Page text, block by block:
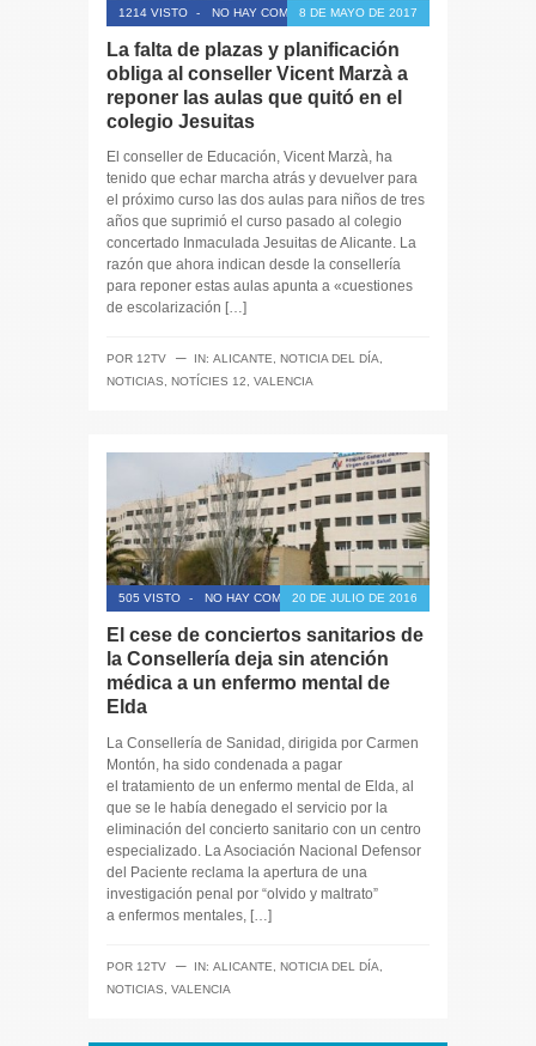
1214 VISTO - NO HAY COMENTARIOS8 DE MAYO DE 2017
La falta de plazas y planificación
obliga al conseller Vicent Marzà a
reponer las aulas que quitó en el
colegio Jesuitas
El conseller de Educación, Vicent Marzà, ha
tenido que echar marcha atrás y devuelver para
el próximo curso las dos aulas para niños de tres
años que suprimió el curso pasado al colegio
concertado Inmaculada Jesuitas de Alicante. La
razón que ahora indican desde la consellería
para reponer estas aulas apunta a «cuestiones
de escolarización […]
POR 12TV ─ IN: ALICANTE, NOTICIA DEL DÍA,
NOTICIAS, NOTÍCIES 12, VALENCIA
505 VISTO - NO HAY COMENTARIOS20 DE JULIO DE 2016
El cese de conciertos sanitarios de
la Consellería deja sin atención
médica a un enfermo mental de
Elda
La Consellería de Sanidad, dirigida por Carmen
Montón, ha sido condenada a pagar
el tratamiento de un enfermo mental de Elda, al
que se le había denegado el servicio por la
eliminación del concierto sanitario con un centro
especializado. La Asociación Nacional Defensor
del Paciente reclama la apertura de una
investigación penal por “olvido y maltrato”
a enfermos mentales, […]
POR 12TV ─ IN: ALICANTE NOTICIA DEL DÍA
NOTICIAS
VALENCIA